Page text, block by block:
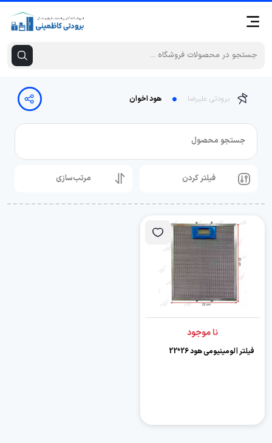
برودتی علیرضا هود اخوان
جستجو محصول
فیلتر کردن مرتب‌سازی
نا موجود
فیلتر آلومینیومی هود 26*22